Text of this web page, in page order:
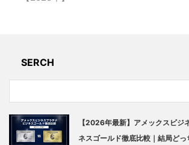
SERCH
【2026年最新】アメックスビジ
ネスゴールド徹底比較｜結局どっ